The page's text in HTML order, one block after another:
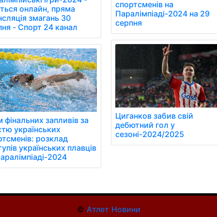
онлайн, пряма
змагань 30
- Спорт 24 канал
фінальних запливів за
українських
розклад
українських плавців
2024
спортсменів на
Паралімпіаді-2024 на 29
серпня
Циганков забив свій
дебютний гол у
сезоні-2024/2025
© Атлет Новини